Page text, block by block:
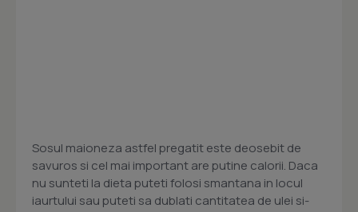
Sosul maioneza astfel pregatit este deosebit de
savuros si cel mai important are putine calorii. Daca
nu sunteti la dieta puteti folosi smantana in locul
iaurtului sau puteti sa dublati cantitatea de ulei si-